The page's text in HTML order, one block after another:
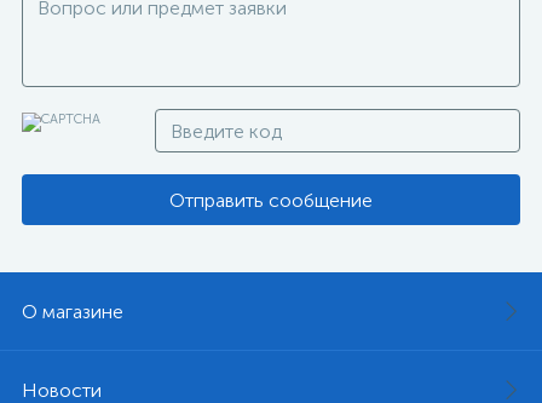
Отправить сообщение
О магазине
Новости